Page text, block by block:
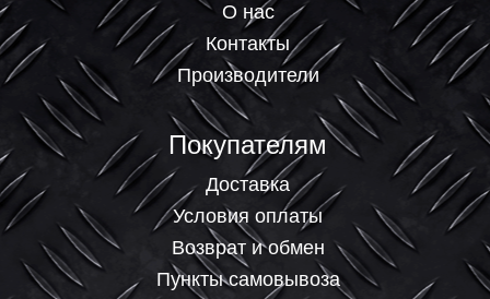
О нас
Контакты
Производители
Покупателям
Доставка
Условия оплаты
Возврат и обмен
Пункты самовывоза